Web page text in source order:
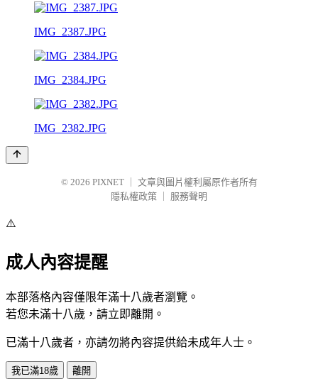
IMG_2387.JPG
IMG_2384.JPG
IMG_2382.JPG
© 2026 PIXNET
文章與圖片權利屬原作者所有
隱私權政策
服務聲明
⚠️
成人內容提醒
本部落格內容僅限年滿十八歲者瀏覽。
若您未滿十八歲，請立即離開。
已滿十八歲者，亦請勿將內容提供給未成年人士。
我已滿18歲 離開